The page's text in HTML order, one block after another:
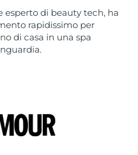
esperto di beauty tech, ha
rapidissimo per
di casa in una spa